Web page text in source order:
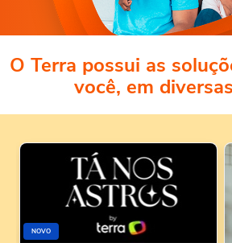
O Terra possui as
você, em
NOVO